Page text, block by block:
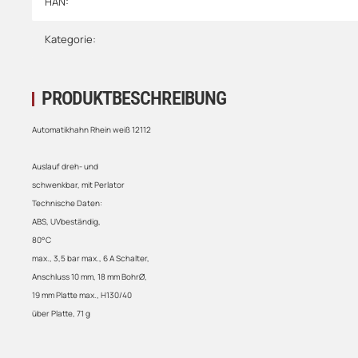
Kategorie:
PRODUKTBESCHREIBUNG
Automatikhahn Rhein weiß 12112
Auslauf dreh- und
schwenkbar, mit Perlator
Technische Daten:
ABS, UVbeständig,
80°C
max., 3,5 bar max., 6 A Schalter,
Anschluss 10 mm, 18 mm BohrØ,
19 mm Platte max., H130/40
über Platte, 71 g